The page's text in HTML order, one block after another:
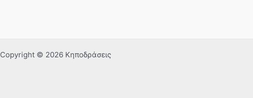
Copyright © 2026 Κηποδράσεις